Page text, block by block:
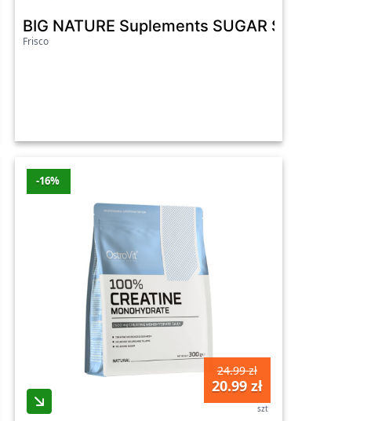
30ml - Hempking
BIG NATURE Suplements SUGAR SOLUTION
Frisco
-16%
24.99 zł
20.99 zł
szt